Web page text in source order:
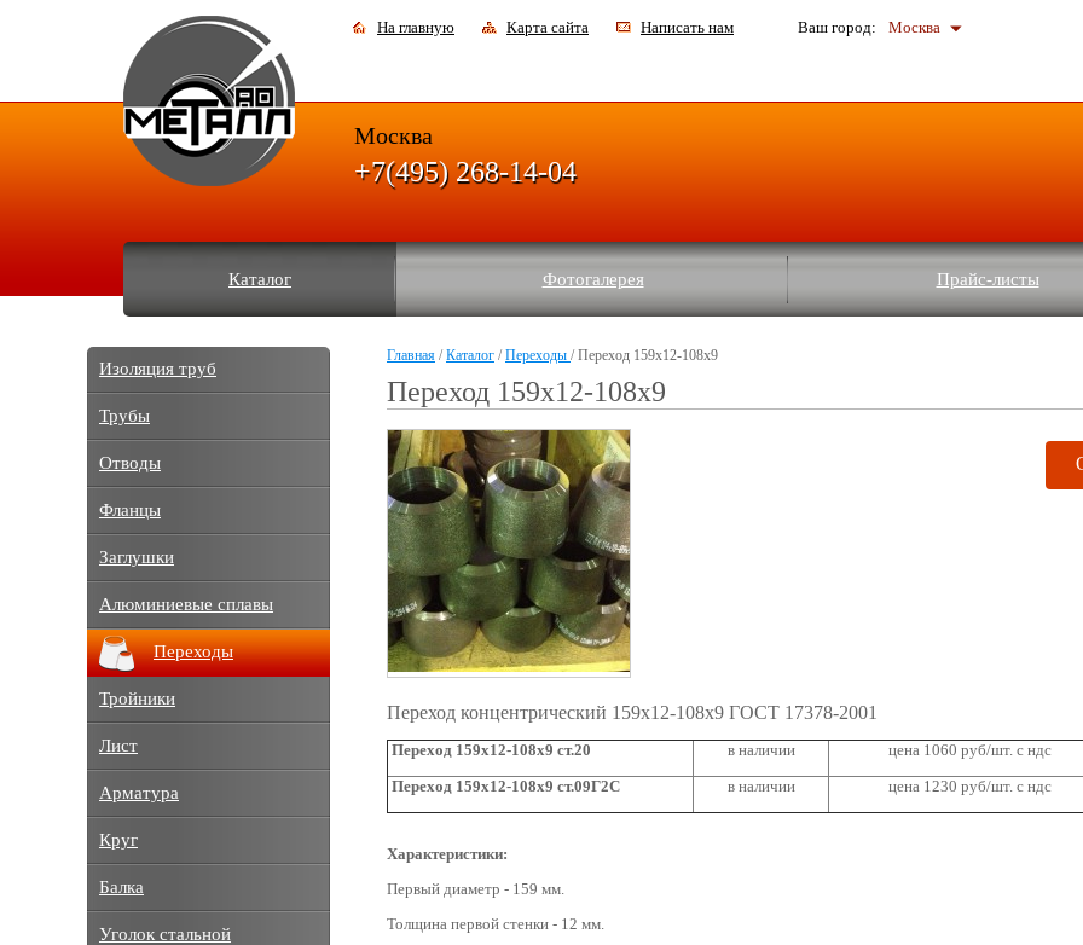
На главную Карта сайта Написать нам Ваш город: Москва
Каталог Фотогалерея Прайс-листы
Москва
+7(495) 268-14-04
Главная /Каталог /Переходы / Переход 159х12-108х9
Переход 159х12-108х9
Переход концентрический 159х12-108х9 ГОСТ 17378-2001
Переход 159х12-108х9 ст.20 в наличии
цена 1060 руб/шт. с ндс
Переход 159х12-108х9 ст.09Г2С
в наличии цена 1230 руб/шт. с ндс
Характеристики:
Первый диаметр - 159 мм.
Толщина первой стенки - 12 мм.
Изоляция труб
Трубы
Отводы
Фланцы
Заглушки
Алюминиевые сплавы
Переходы
Тройники
Лист
Арматура
Круг
Балка
Уголок стальной